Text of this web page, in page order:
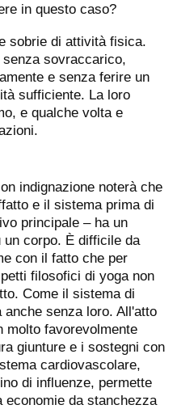
in questo caso?
sobrie di attività fisica.
sovraccarico,
e senza ferire un
sufficiente. La loro
e qualche volta e
indignazione noterà che
e il sistema prima di
principale – ha un
corpo. È difficile da
con il fatto che per
filosofici di yoga non
Come il sistema di
senza loro. All'atto
molto favorevolmente
giunture e i sostegni con
cardiovascolare,
di influenze, permette
economie da stanchezza